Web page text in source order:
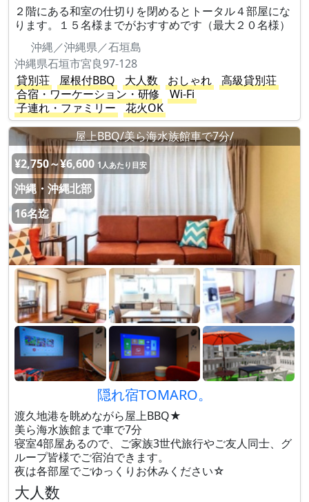
２階にある和室の仕切りを閉めるとトータル４部屋にな
ります。１５名様までがおすすめです（最大２０名様）
沖縄／沖縄県／石垣島
沖縄県石垣市宮良97-128
貸別荘
屋根付BBQ 大人数 おしゃれ
高級貸別荘
合宿・ワーケーション・研修
Wi-Fi
子連れ・ファミリー
花火OK
屋上BBQ/美ら海水族館車で7分/
¥2,750～¥6,600 1人あたり目安
沖縄・沖縄北部
16名迄
隠れ宿TOMARO。
渡久地港を眺めながら屋上BBQ★
美ら海水族館まで車で7分
寝室4部屋あるので、ご家族3世代旅行やご友人同士、グ
ループ皆様でご宿泊できます。
夜は各部屋でごゆっくりお休みください☆
大人数